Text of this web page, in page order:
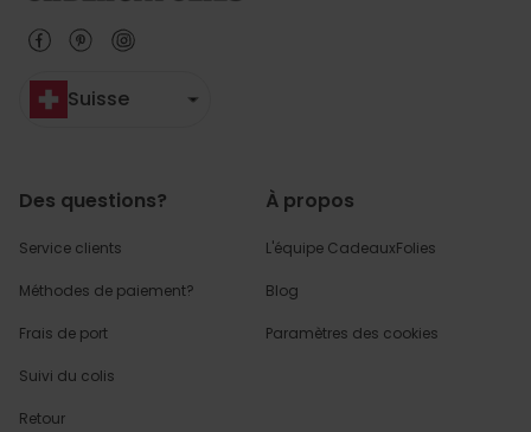
Suisse
Des questions?
Service clients
Méthodes de paiement?
Frais de port
Suivi du colis
Retour
À propos
L'équipe CadeauxFolies
Blog
Paramètres des cookies